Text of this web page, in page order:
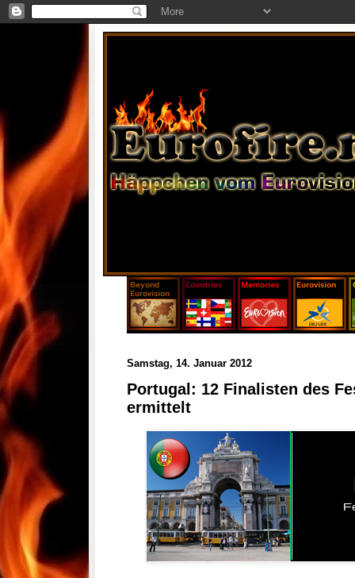
Samstag, 14. Januar 2012
Portugal: 12 Finalisten des
ermittelt